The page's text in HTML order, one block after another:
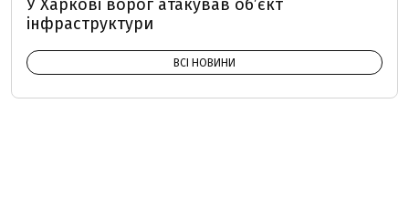
У Харкові ворог атакував обʼєкт
інфраструктури
ВСІ НОВИНИ